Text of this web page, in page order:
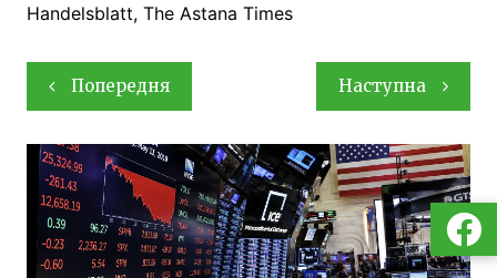
Handelsblatt, The Astana Times
Навігація
записів
Попередня Наступна